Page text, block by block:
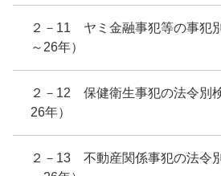
２－11 ヤミ金融事犯等の事犯
～26年）
２－12 保健衛生事犯の法令別
26年）
２－13 不動産関係事犯の法令